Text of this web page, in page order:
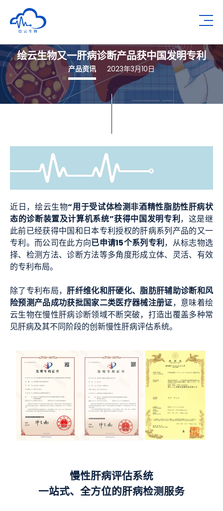
深圳市绘云生物科技有限公司
绘云生物又一肝病诊断产品获中国发明专利
产品资讯 2023年3月10日
近日，绘云生物“用于受试体检测非酒精性脂肪性肝病状
态的诊断装置及计算机系统”获得中国发明专利，这是继
此前已经获得中国和日本专利授权的肝病系列产品的又一
专利。而公司在此方向已申请15个系列专利，从标志物选
择、检测方法、诊断方法等多角度形成立体、灵活、有效
的专利布局。
除了专利布局，肝纤维化和肝硬化、脂肪肝辅助诊断和风
险预测产品成功获批国家二类医疗器械注册证，意味着绘
云生物在慢性肝病诊断领域不断突破，打造出覆盖多种常
见肝病及其不同阶段的创新慢性肝病评估系统。
慢性肝病评估系统
一站式、全方位的肝病检测服务